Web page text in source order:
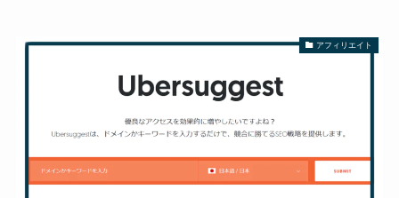
アフィリエイト